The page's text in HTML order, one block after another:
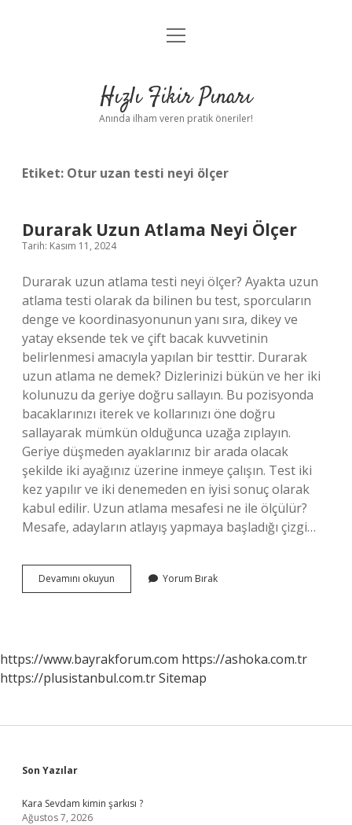
Anasayfa
Yasal Uyarı
menüyü
Hızlı Fikir Pınarı
Anında ilham veren pratik öneriler!
Etiket: Otur uzan testi neyi ölçer
Durarak Uzun Atlama Neyi Ölçer
Tarih: Kasım 11, 2024
Durarak uzun atlama testi neyi ölçer? Ayakta uzun
atlama testi olarak da bilinen bu test, sporcuların
denge ve koordinasyonunun yanı sıra, dikey ve
yatay eksende tek ve çift bacak kuvvetinin
belirlenmesi amacıyla yapılan bir testtir. Durarak
uzun atlama ne demek? Dizlerinizi bükün ve her iki
kolunuzu da geriye doğru sallayın. Bu pozisyonda
bacaklarınızı iterek ve kollarınızı öne doğru
sallayarak mümkün olduğunca uzağa zıplayın.
Geriye düşmeden ayaklarınız bir arada olacak
şekilde iki ayağınız üzerine inmeye çalışın. Test iki
kez yapılır ve iki denemeden en iyisi sonuç olarak
kabul edilir. Uzun atlama mesafesi ne ile ölçülür?
Mesafe, adayların atlayış yapmaya başladığı çizgi…
Devamını okuyun Durarak
Uzun
Yorum Bırak
https://www.bayrakforum.com https://ashoka.com.tr
https://plusistanbul.com.trSitemap
Sidebar
Son Yazılar
Kara Sevdam kimin şarkısı ?
Ağustos 7, 2026